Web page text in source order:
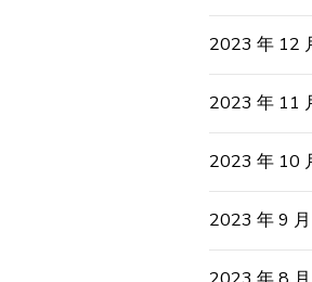
2023 年 12
2023 年 11
2023 年 10
2023 年 9 月